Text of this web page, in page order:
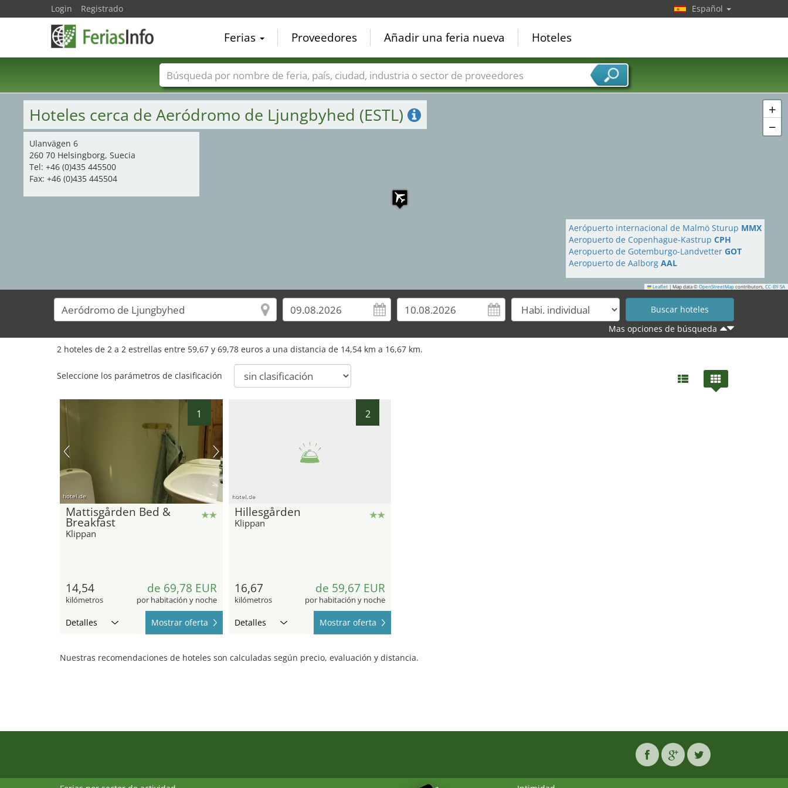
+
−
Leaflet | Map data © OpenStreetMap contributors, CC-BY-SA
Hoteles cerca de Aeródromo de Ljungbyhed (ESTL)
Ulanvägen 6
260 70 Helsingborg, Suecia
Tel: +46 (0)435 445500
Fax: +46 (0)435 445504
Aerópuerto internacional de Malmö Sturup MMX
Aeropuerto de Copenhague-Kastrup CPH
Aeropuerto de Gotemburgo-Landvetter GOT
Aeropuerto de Aalborg AAL
Mas opciones de búsqueda
2 hoteles de 2 a 2 estrellas entre 59,67 y 69,78 euros a una distancia de 14,54 km a 16,67 km.
Seleccione los parámetros de clasificación
1
hotel.de
Mattisgården Bed &
Breakfast
Klippan
14,54
kilómetros
de 69,78 EUR
por habitación y noche
Detalles Mostrar oferta
2
hotel.de
Hillesgården
Klippan
16,67
kilómetros
de 59,67 EUR
por habitación y noche
Detalles Mostrar oferta
Nuestras recomendaciones de hoteles son calculadas según precio, evaluación y distancia.
Login Registrado Español
Ferias Proveedores Añadir una feria nueva Hoteles
Nombres de ferias Países Ciudades Sectores de ferias Sectores de proveedor de servicios